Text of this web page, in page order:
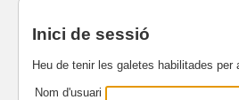
Inici de sessió
Heu de tenir les galetes habilitades
Nom d'usuari